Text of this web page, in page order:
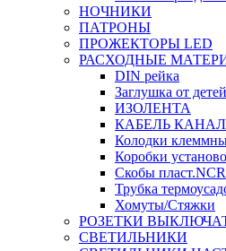
НОЧНИКИ
ПАТРОНЫ
ПРОЖЕКТОРЫ LED
РАСХОДНЫЕ
DIN рейка
Заглушка от детей
ИЗОЛЕНТА
КАБЕЛЬ КАНАЛ
Колодки
Коробки
Скобы
Трубка
Хомуты/Стяжки
РОЗЕТКИ
СВЕТИЛЬНИКИ